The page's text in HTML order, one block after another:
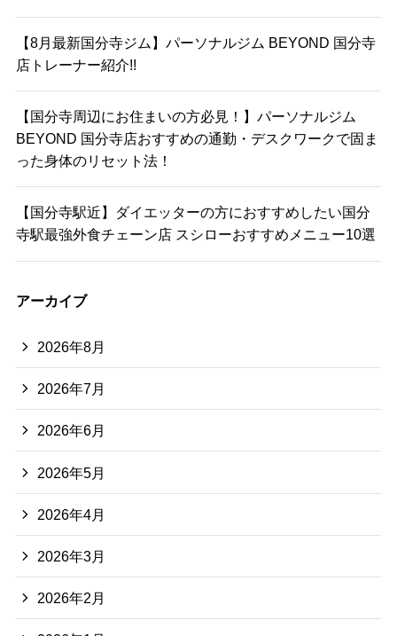
【8月最新国分寺ジム】パーソナルジム BEYOND 国分寺
店トレーナー紹介!!
【国分寺周辺にお住まいの方必見！】パーソナルジム
BEYOND 国分寺店おすすめの通勤・デスクワークで固ま
った身体のリセット法！
【国分寺駅近】ダイエッターの方におすすめしたい国分
寺駅最強外食チェーン店 スシローおすすめメニュー10選
アーカイブ
2026年8月
2026年7月
2026年6月
2026年5月
2026年4月
2026年3月
2026年2月